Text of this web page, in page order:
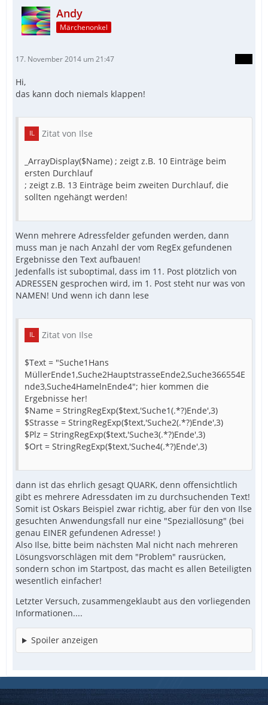
Andy
Märchenonkel
17. November 2014 um 21:47
Hi,
das kann doch niemals klappen!
Zitat von Ilse
_ArrayDisplay($Name) ; zeigt z.B. 10 Einträge beim
ersten Durchlauf
; zeigt z.B. 13 Einträge beim zweiten Durchlauf, die
sollten ngehängt werden!
Wenn mehrere Adressfelder gefunden werden, dann
muss man je nach Anzahl der vom RegEx gefundenen
Ergebnisse den Text aufbauen!
Jedenfalls ist suboptimal, dass im 11. Post plötzlich von
ADRESSEN gesprochen wird, im 1. Post steht nur was von
NAMEN! Und wenn ich dann lese
Zitat von Ilse
$Text = "Suche1Hans
MüllerEnde1,Suche2HauptstrasseEnde2,Suche366554E
nde3,Suche4HamelnEnde4"; hier kommen die
Ergebnisse her!
$Name = StringRegExp($text,'Suche1(.*?)Ende',3)
$Strasse = StringRegExp($text,'Suche2(.*?)Ende',3)
$Plz = StringRegExp($text,'Suche3(.*?)Ende',3)
$Ort = StringRegExp($text,'Suche4(.*?)Ende',3)
dann ist das ehrlich gesagt QUARK, denn offensichtlich
gibt es mehrere Adressdaten im zu durchsuchenden Text!
Somit ist Oskars Beispiel zwar richtig, aber für den von Ilse
gesuchten Anwendungsfall nur eine "Speziallösung" (bei
genau EINER gefundenen Adresse! )
Also Ilse, bitte beim nächsten Mal nicht nach mehreren
Lösungsvorschlägen mit dem "Problem" rausrücken,
sondern schon im Startpost, das macht es allen Beteiligten
wesentlich einfacher!
Letzter Versuch, zusammengeklaubt aus den vorliegenden
Informationen....
Spoiler anzeigen